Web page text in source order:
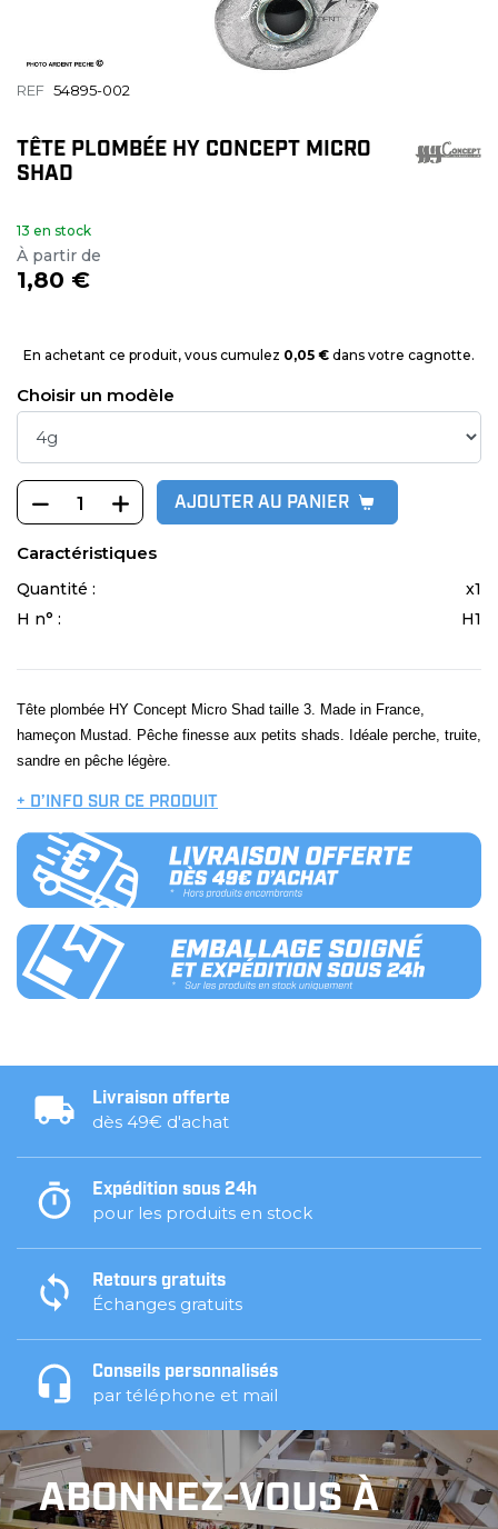
REF 54895-002
TÊTE PLOMBÉE HY CONCEPT MICRO
SHAD
13 en stock
À partir de
1,80 €
En achetant ce produit, vous cumulez 0,05 € dans votre cagnotte.
Choisir un modèle
AJOUTER AU PANIER
Caractéristiques
Quantité :
x1
H n° :
H1
Tête plombée HY Concept Micro Shad taille 3. Made in France,
hameçon Mustad. Pêche finesse aux petits shads. Idéale perche, truite,
sandre en pêche légère.
+ D’INFO SUR CE PRODUIT
Livraison offerte
dès 49€ d'achat
Expédition sous 24h
pour les produits en stock
Retours gratuits
Échanges gratuits
Conseils personnalisés
par téléphone et mail
ABONNEZ-VOUS À